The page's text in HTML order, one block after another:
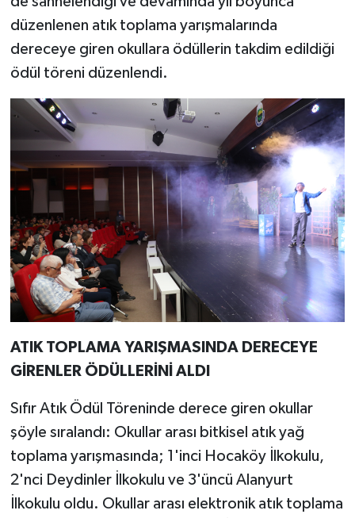
düzenlenen atık toplama yarışmalarında
dereceye giren okullara ödüllerin takdim edildiği
ödül töreni düzenlendi.
ATIK TOPLAMA YARIŞMASINDA DERECEYE
GİRENLER ÖDÜLLERİNİ ALDI
Sıfır Atık Ödül Töreninde derece giren okullar
şöyle sıralandı: Okullar arası bitkisel atık yağ
toplama yarışmasında; 1'inci Hocaköy İlkokulu,
2'nci Deydinler İlkokulu ve 3'üncü Alanyurt
İlkokulu oldu. Okullar arası elektronik atık toplama